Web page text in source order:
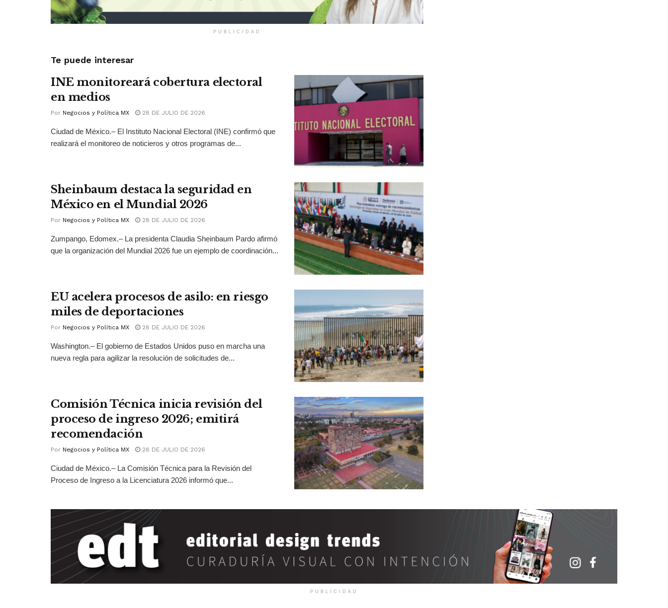
PUBLICIDAD
Te puede interesar
INE monitoreará cobertura electoral
en medios
Por Negocios y Política MX 28 DE JULIO DE 2026
Ciudad de México.– El Instituto Nacional Electoral (INE) confirmó que
realizará el monitoreo de noticieros y otros programas de...
Sheinbaum destaca la seguridad en
México en el Mundial 2026
Por Negocios y Política MX 28 DE JULIO DE 2026
Zumpango, Edomex.– La presidenta Claudia Sheinbaum Pardo afirmó
que la organización del Mundial 2026 fue un ejemplo de coordinación...
EU acelera procesos de asilo: en riesgo
miles de deportaciones
Por Negocios y Política MX 28 DE JULIO DE 2026
Washington.– El gobierno de Estados Unidos puso en marcha una
nueva regla para agilizar la resolución de solicitudes de...
Comisión Técnica inicia revisión del
proceso de ingreso 2026; emitirá
recomendación
Por Negocios y Política MX 28 DE JULIO DE 2026
Ciudad de México.– La Comisión Técnica para la Revisión del
Proceso de Ingreso a la Licenciatura 2026 informó que...
PUBLICIDAD